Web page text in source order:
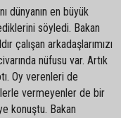
dünyanın en büyük
söyledi. Bakan
çalışan arkadaşlarımızı
nüfusu var. Artık
Oy verenleri de
vermeyenler de bir
konuştu. Bakan